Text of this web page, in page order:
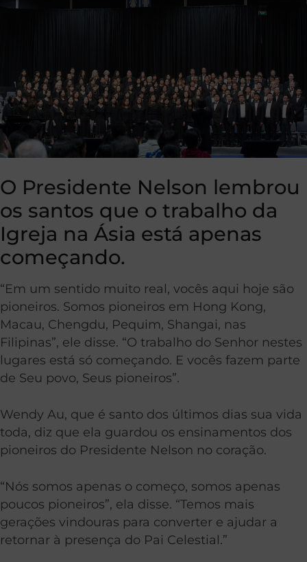
O Presidente Nelson lembrou
os santos que o trabalho da
Igreja na Ásia está apenas
começando.
“Em um sentido muito real, vocês aqui hoje são
pioneiros. Somos pioneiros em Hong Kong,
Macau, Chengdu, Pequim, Shangai, nas
Filipinas”, ele disse. “O trabalho do Senhor nestes
lugares está só começando. E vocês fazem parte
de Seu povo, Seus pioneiros”.
Wendy Au, que é santo dos últimos dias sua vida
toda, diz que ela guardou os ensinamentos dos
pioneiros do Presidente Nelson no coração.
“Nós somos apenas o começo, somos apenas
poucos pioneiros”, ela disse. “Temos mais
gerações vindouras para converter e ajudar a
retornar à presença do Pai Celestial.”